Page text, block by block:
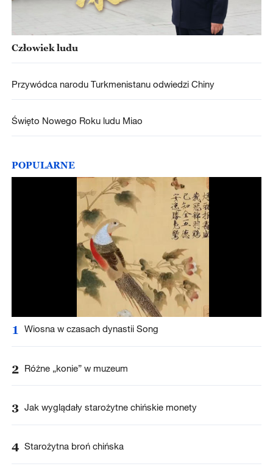
Człowiek ludu
Przywódca narodu Turkmenistanu odwiedzi Chiny
Święto Nowego Roku ludu Miao
POPULARNE
1 Wiosna w czasach dynastii Song
2 Różne „konie” w muzeum
3 Jak wyglądały starożytne chińskie monety
4 Starożytna broń chińska